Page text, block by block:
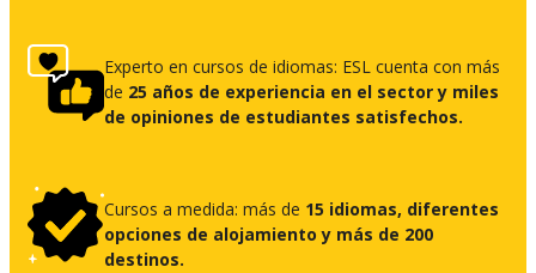
Experto en cursos de idiomas: ESL cuenta con más
de 25 años de experiencia en el sector y miles
de opiniones de estudiantes satisfechos.
Cursos a medida: más de 15 idiomas, diferentes
opciones de alojamiento y más de 200
destinos.